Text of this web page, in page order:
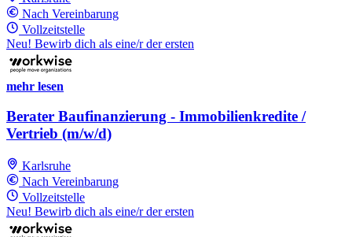
Nach Vereinbarung
Vollzeitstelle
Neu! Bewirb dich als eine/r der ersten
mehr lesen
Berater Baufinanzierung - Immobilienkredite /
Vertrieb (m/w/d)
Karlsruhe
Nach Vereinbarung
Vollzeitstelle
Neu! Bewirb dich als eine/r der ersten